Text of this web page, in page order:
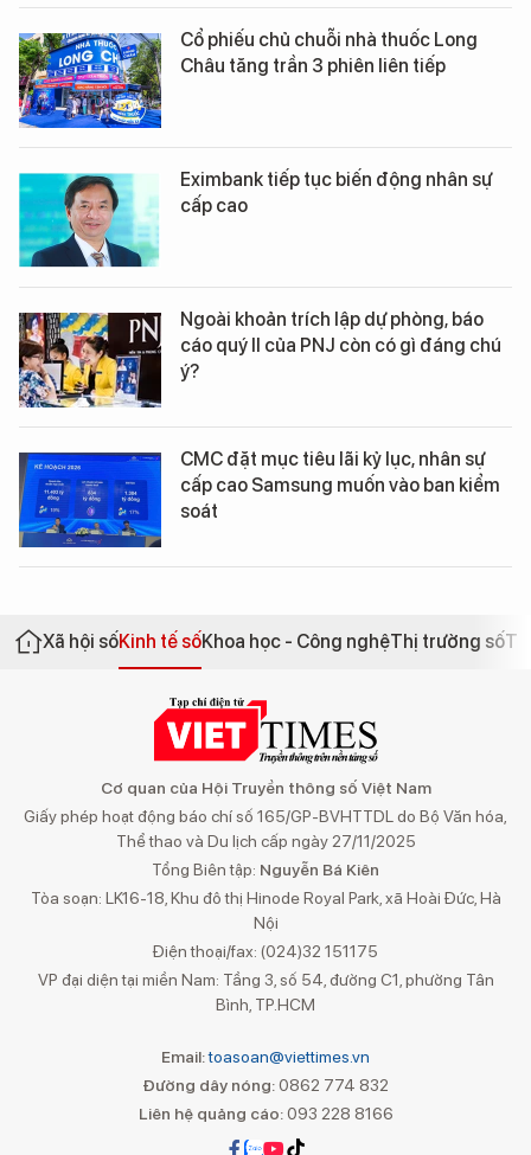
Cổ phiếu chủ chuỗi nhà thuốc Long
Châu tăng trần 3 phiên liên tiếp
Eximbank tiếp tục biến động nhân sự
cấp cao
Ngoài khoản trích lập dự phòng, báo
cáo quý II của PNJ còn có gì đáng chú
ý?
CMC đặt mục tiêu lãi kỷ lục, nhân sự
cấp cao Samsung muốn vào ban kiểm
soát
Xã hội sốKinh tế sốKhoa học - Công nghệThị trường số
Cơ quan của Hội Truyền thông số Việt Nam
Giấy phép hoạt động báo chí số 165/GP-BVHTTDL do Bộ Văn hóa,
Thể thao và Du lịch cấp ngày 27/11/2025
Tổng Biên tập: Nguyễn Bá Kiên
Tòa soạn: LK16-18, Khu đô thị Hinode Royal Park, xã Hoài Đức, Hà
Nội
Điện thoại/fax: (024)32 151175
VP đại diện tại miền Nam: Tầng 3, số 54, đường C1, phường Tân
Bình, TP.HCM
Email:toasoan@viettimes.vn
Đường dây nóng: 0862 774 832
Liên hệ quảng cáo:093 228 8166